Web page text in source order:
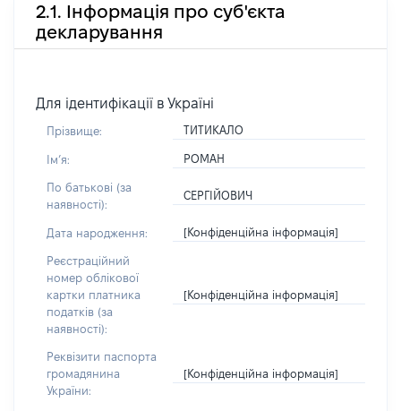
2.1. Інформація про суб'єкта
декларування
Для ідентифікації в Україні
Прізвище: ТИТИКАЛО
Імʼя: РОМАН
По батькові (за
наявності):
СЕРГІЙОВИЧ
Дата народження: [Конфіденційна інформація]
Реєстраційний
номер облікової
картки платника
податків (за
наявності):
[Конфіденційна інформація]
Реквізити паспорта
громадянина
України:
[Конфіденційна інформація]